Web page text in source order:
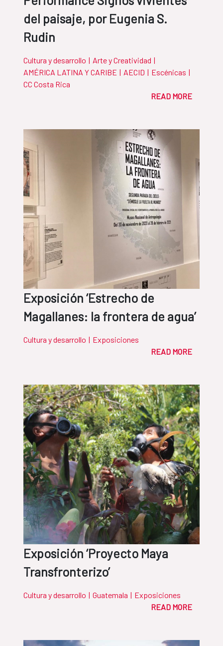
del paisaje, por Eugenia S.
Rudin
Cultura y desarrollo | Arte y Creatividad |
AMÉRICA LATINA Y CARIBE | AECID | Escénicas |
CC Costa Rica
READ MORE
Exposición ‘Estrecho de
Magallanes: la frontera de agua’
Cultura y desarrollo | Exposiciones
READ MORE
Exposición ‘Proyecto Maya
Transfronterizo’
Cultura y desarrollo | Guatemala | Exposiciones
READ MORE